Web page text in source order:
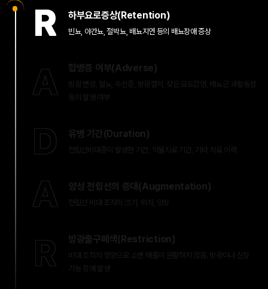
R 하부요로증상(Retention)
빈뇨, 야간뇨, 절박뇨, 배뇨지연 등의 배뇨장애 증상
A 합병증 여부(Adverse)
방광 변성, 혈뇨, 수신증, 방광결석, 잦은 요도감염, 배뇨근 과활동성
등의 발생 여부
D 유병 기간(Duration)
전립선비대증이 발생한 기간, 약물치료 기간, 기타 치료 이력
A 양성 전립선의 증대(Augmentation)
전립선 비대 조직의 크기, 위치, 양상
R 방광출구폐색(Restriction)
비대 조직의 영향으로 소변 배출이 원활하지 않음. 방광이나 신장
기능 장애 발생